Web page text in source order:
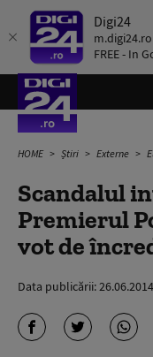
Digi24
m.digi24.ro
FREE - In
HOME Știri Externe
Scandalul
Premierul
vot de
Data publicării: